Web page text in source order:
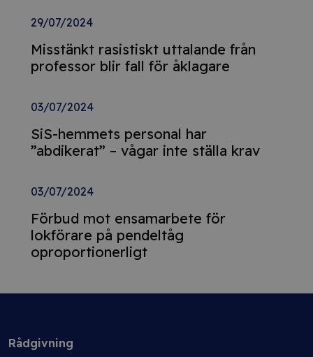
29/07/2024
Misstänkt rasistiskt uttalande från
professor blir fall för åklagare
03/07/2024
SiS-hemmets personal har
”abdikerat” – vågar inte ställa krav
03/07/2024
Förbud mot ensamarbete för
lokförare på pendeltåg
oproportionerligt
Rådgivning